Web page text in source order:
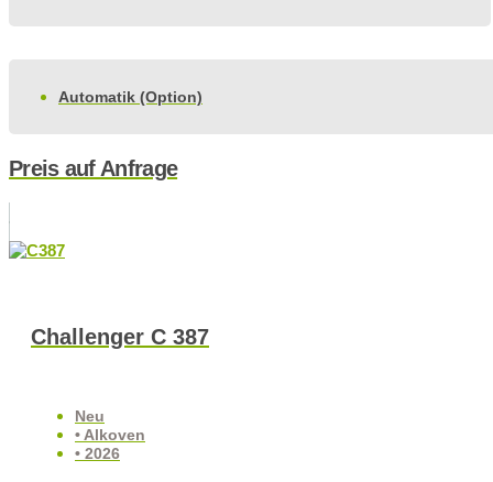
Automatik (Option)
Preis auf Anfrage
Challenger C 387
Neu
• Alkoven
• 2026